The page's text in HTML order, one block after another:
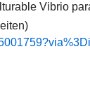
Vibrio